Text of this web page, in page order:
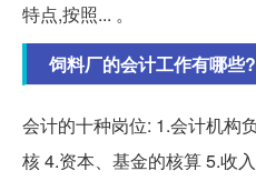
特点,按照... 。
饲料厂的会计工作有哪些?
会计的十种岗位: 1.会计机构
核 4.资本、基金的核算 5.收